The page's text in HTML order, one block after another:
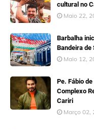
cultural no
Maio 22,
Barbalha
Bandeira de
Maio 12,
Pe. Fábio
Complexo
Cariri
Março 02,